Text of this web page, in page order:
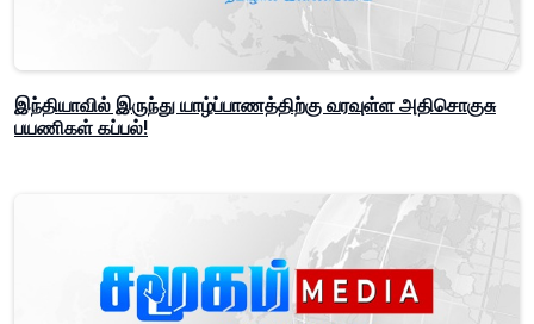
இந்தியாவில் இருந்து யாழ்ப்பாணத்திற்கு வரவுள்ள அதிசொகுசு
பயணிகள் கப்பல்!